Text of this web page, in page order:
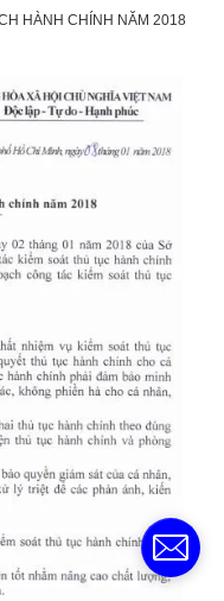
HÀNH CHÍNH NĂM 2018